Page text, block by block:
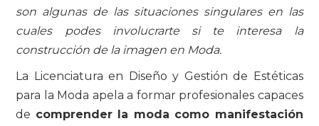
son algunas de las situaciones singulares en las
cuales podes involucrarte si te interesa la
construcción de la imagen en Moda.
La Licenciatura en Diseño y Gestión de Estéticas
para la Moda apela a formar profesionales capaces
de comprender la moda como manifestación